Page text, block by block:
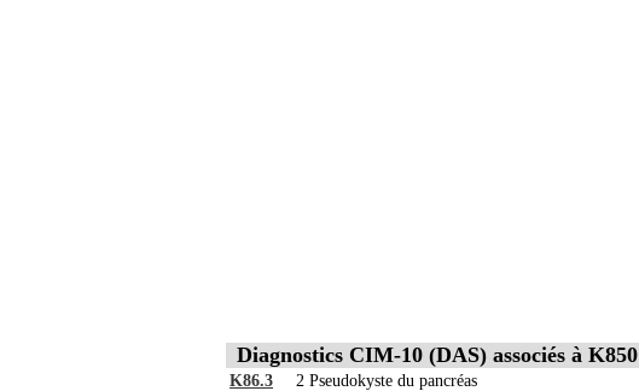
Diagnostics CIM-10 (DAS) associés à K850
K86.3 2 Pseudokyste du pancréas